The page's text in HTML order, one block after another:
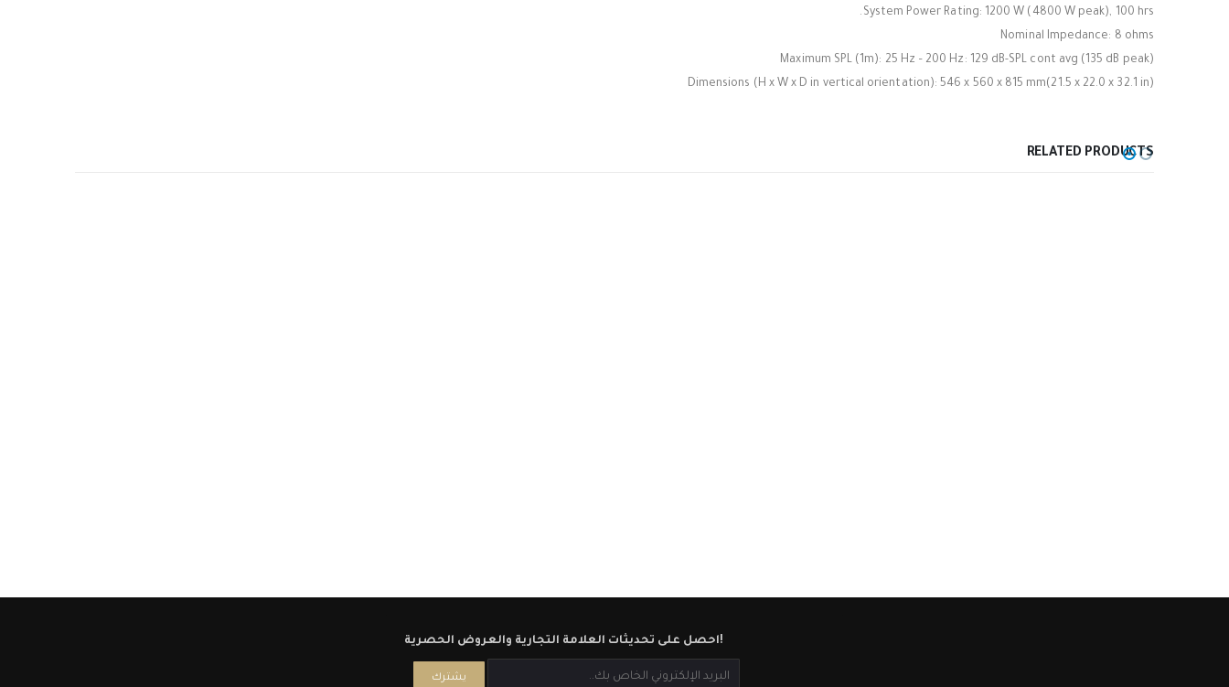
System Power Rating: 1200 W (4800 W peak), 100 hrs.
Nominal Impedance: 8 ohms
Maximum SPL (1m): 25 Hz – 200 Hz: 129 dB-SPL cont avg (135 dB peak)
Dimensions (H x W x D in vertical orientation): 546 x 560 x 815 mm(21.5 x 22.0 x 32.1 in)
RELATED PRODUCTS
احصل على تحديثات العلامة التجارية والعروض الحصرية!